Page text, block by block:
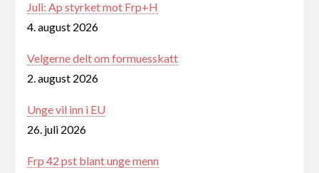
Juli: Ap styrket mot Frp+H
4. august 2026
Velgerne delt om formuesskatt
2. august 2026
Unge vil inn i EU
26. juli 2026
Frp 42 pst blant unge menn